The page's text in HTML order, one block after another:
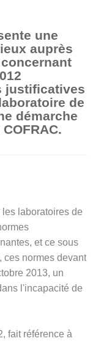
une
auprès
justificatives
de
démarche
les laboratoires de
et ce sous
ces normes devant
2013, un
l'incapacité de
fait référence à